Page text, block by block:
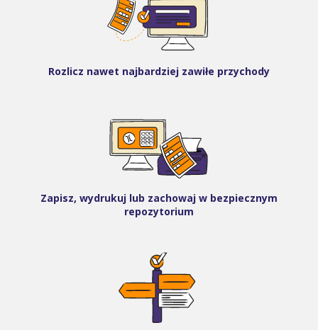
Rozlicz nawet najbardziej zawiłe przychody
Zapisz, wydrukuj lub zachowaj w bezpiecznym
repozytorium